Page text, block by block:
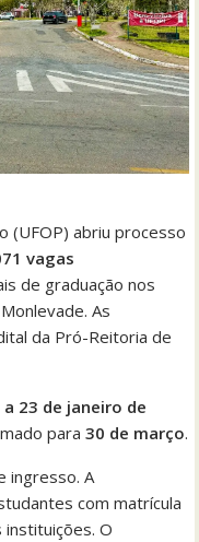
(UFOP) abriu processo
vagas
de graduação nos
As
da Pró-Reitoria de
a 23 de janeiro de
para30 de março.
ingresso. A
com matrícula
O